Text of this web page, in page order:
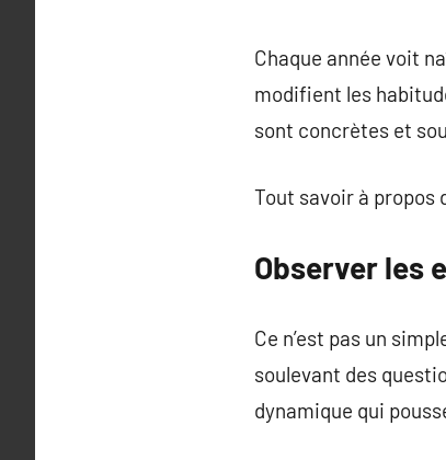
Chaque année voit
modifient les
sont concrètes et
Tout savoir à propos
Observer les
Ce n’est pas un
soulevant des
dynamique qui